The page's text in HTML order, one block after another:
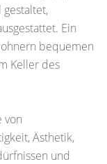
Ein
bequemen
Keller des
von
Ästhetik,
und